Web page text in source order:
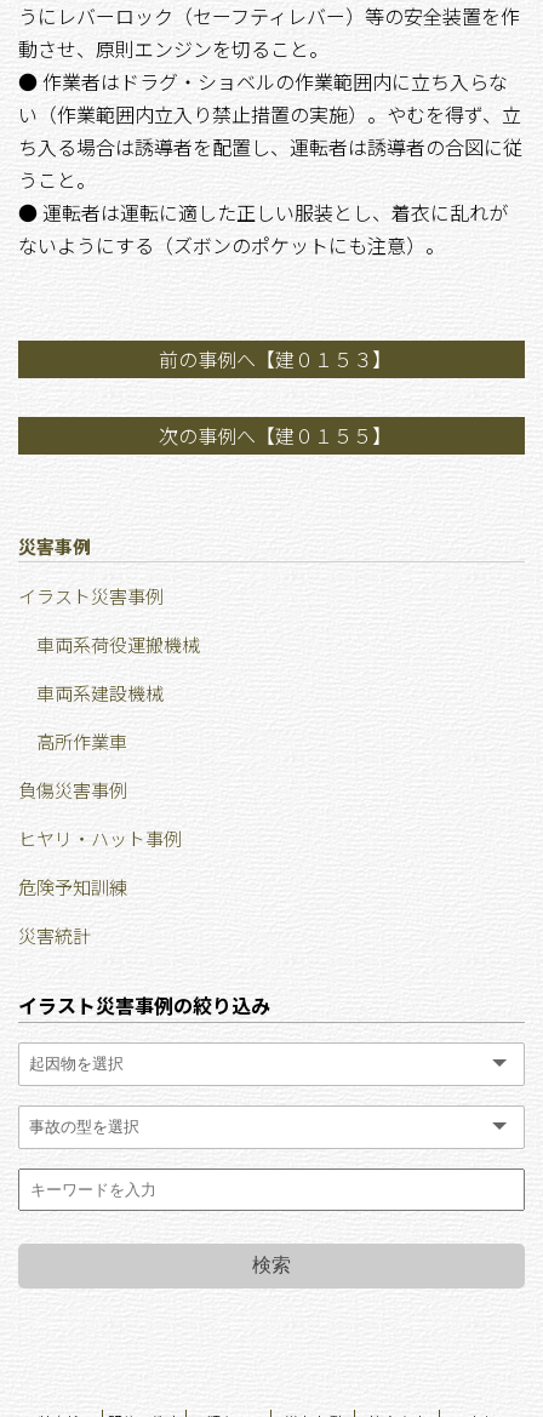
うにレバーロック（セーフティレバー）等の安全装置を作
動させ、原則エンジンを切ること。
● 作業者はドラグ・ショベルの作業範囲内に立ち入らな
い（作業範囲内立入り禁止措置の実施）。やむを得ず、立
ち入る場合は誘導者を配置し、運転者は誘導者の合図に従
うこと。
● 運転者は運転に適した正しい服装とし、着衣に乱れが
ないようにする（ズボンのポケットにも注意）。
前の事例へ【建０１５３】
次の事例へ【建０１５５】
災害事例
イラスト災害事例
車両系荷役運搬機械
車両系建設機械
高所作業車
負傷災害事例
ヒヤリ・ハット事例
危険予知訓練
災害統計
イラスト災害事例の絞り込み